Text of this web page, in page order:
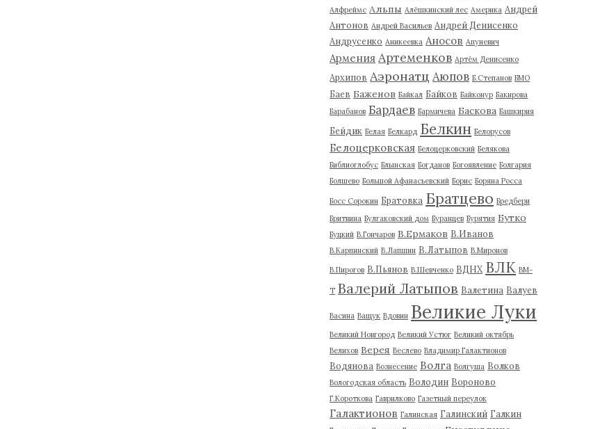
Алфреймс Альпы Алёшкинский лес Америка Андрей
Антонов Андрей Васильев Андрей Денисенко
Андрусенко Аникеевка Аносов Апуневич
Армения Артеменков Артём Денисенко
Архипов Аэронатц Аюпов Б.Степанов БМО
Баев Баженов Байкал Байков Байконур Бакирова
Барабанов Бардаев Бармичева Баскова Башкирия
Бейдик Белая Белкард Белкин Белорусов
Белоцерковская Белоцерковский Белякова
Библиоглобус Блынская Богданов Богоявление Болгария
Болшево Большой Афанасьевский Борис Боряна Росса
Босс Сорокин Братовка Братцево Бредбери
Бритвина Булгаковский дом Буранцев Бурятия Бутко
Буцкий В.Гончаров В.Ермаков В.Иванов
В.Карпинский В.Лапшин В.Латыпов В.Миронов
В.Пирогов В.Пьянов В.Шевченко ВДНХ ВЛК ВМ-
Т Валерий Латыпов Валетина Валуев
Васина Ващук Вдовин Великие Луки
Великий Новгород Великий Устюг Великий октябрь
Велихов Верея Веслево Владимир Галактионов
Водянова Вознесение Волга Волгуша Волков
Вологодская область Володин Вороново
Г.Короткова Гаврилково Газетный переулок
Галактионов Галинская Галинский Галкин